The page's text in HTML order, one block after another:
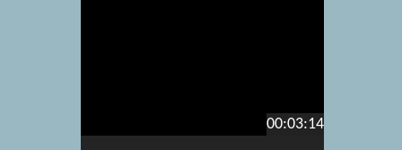
00:03:14